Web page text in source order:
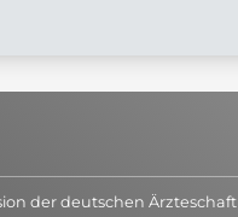
der deutschen Ärzteschaft